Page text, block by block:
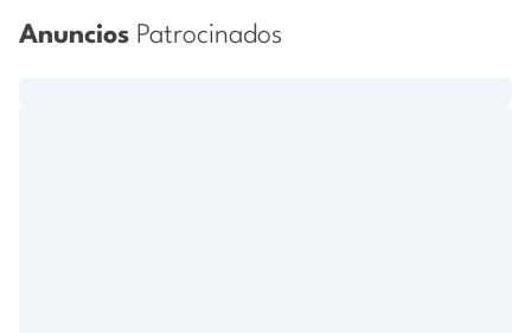
Anuncios Patrocinados